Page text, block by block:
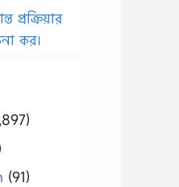
প্রক্রিয়ার
কর।
(91)